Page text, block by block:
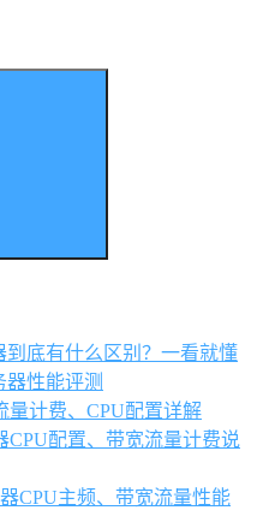
底有什么区别？一看就懂
性能评测
量计费、CPU配置详解
CPU配置、带宽流量计费说
CPU主频、带宽流量性能